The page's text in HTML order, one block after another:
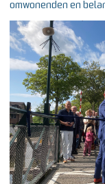
omwonenden en